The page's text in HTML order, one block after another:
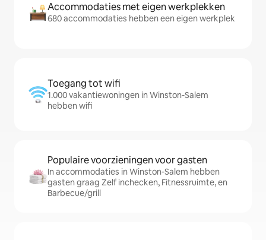
Accommodaties met eigen werkplekken
680 accommodaties hebben een eigen werkplek
Toegang tot wifi
1.000 vakantiewoningen in Winston-Salem
hebben wifi
Populaire voorzieningen voor gasten
In accommodaties in Winston-Salem hebben
gasten graag Zelf inchecken, Fitnessruimte, en
Barbecue/grill